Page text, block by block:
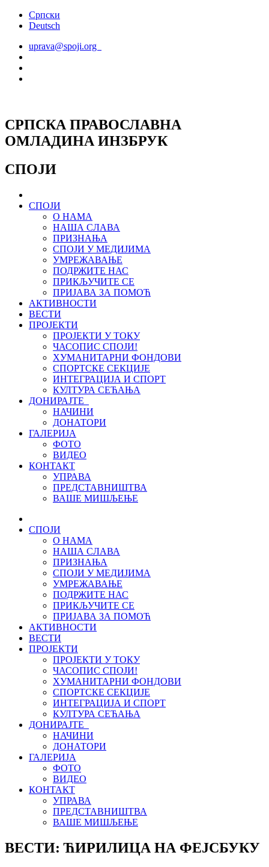
СкочитеСрпски
Deutsch
uprava@spoji.org
СРПСКА ПРАВОСЛАВНА
ОМЛАДИНА ИНЗБРУК
СПОЈИ
СПОЈИ
О НАМА
НАША СЛАВА
ПРИЗНАЊА
СПОЈИ У МЕДИЈИМА
УМРЕЖАВАЊЕ
ПОДРЖИТЕ НАС
ПРИКЉУЧИТЕ СЕ
ПРИЈАВА ЗА ПОМОЋ
АКТИВНОСТИ
ВЕСТИ
ПРОЈЕКТИ
ПРОЈЕКТИ У ТОКУ
ЧАСОПИС СПОЈИ!
ХУМАНИТАРНИ ФОНДОВИ
СПОРТСКЕ СЕКЦИЈЕ
ИНТЕГРАЦИЈА И СПОРТ
КУЛТУРА СЕЋАЊА
ДОНИРАЈТЕ
НАЧИНИ
ДОНАТОРИ
ГАЛЕРИЈА
ФОТО
ВИДЕО
КОНТАКТ
УПРАВА
ПРЕДСТАВНИШТВА
ВАШЕ МИШЉЕЊЕ
СПОЈИ
О НАМА
НАША СЛАВА
ПРИЗНАЊА
СПОЈИ У МЕДИЈИМА
УМРЕЖАВАЊЕ
ПОДРЖИТЕ НАС
ПРИКЉУЧИТЕ СЕ
ПРИЈАВА ЗА ПОМОЋ
АКТИВНОСТИ
ВЕСТИ
ПРОЈЕКТИ
ПРОЈЕКТИ У ТОКУ
ЧАСОПИС СПОЈИ!
ХУМАНИТАРНИ ФОНДОВИ
СПОРТСКЕ СЕКЦИЈЕ
ИНТЕГРАЦИЈА И СПОРТ
КУЛТУРА СЕЋАЊА
ДОНИРАЈТЕ
НАЧИНИ
ДОНАТОРИ
ГАЛЕРИЈА
ФОТО
ВИДЕО
КОНТАКТ
УПРАВА
ПРЕДСТАВНИШТВА
ВАШЕ МИШЉЕЊЕ
ВЕСТИ: ЋИРИЛИЦА НА ФЕЈСБУКУ